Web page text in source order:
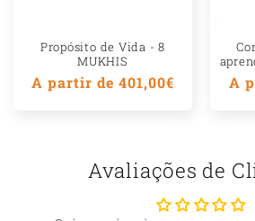
Propósito de Vida - 8
MUKHIS
Preço
A partir de 401,00€ A
Avaliações de